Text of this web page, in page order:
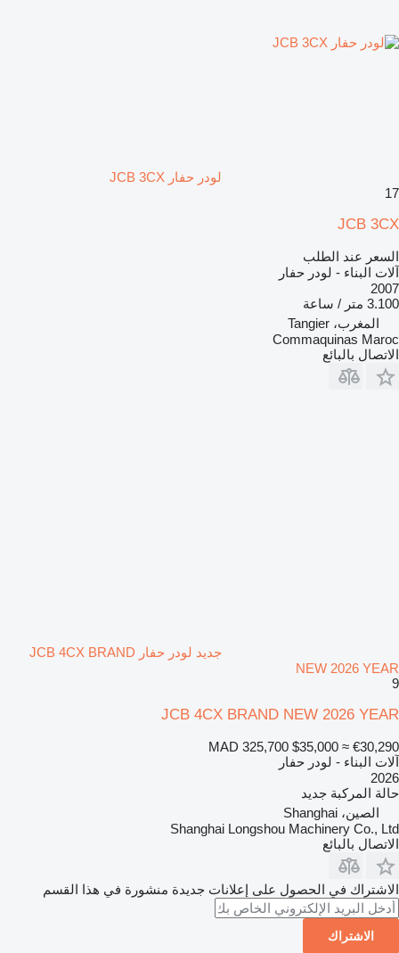
لودر حفار JCB 3CX
17
JCB 3CX
السعر عند الطلب
آلات البناء - لودر حفار
2007
3.100 متر / ساعة
المغرب، Tangier
Commaquinas Maroc
الاتصال بالبائع
جديد لودر حفار JCB 4CX BRAND
NEW 2026 YEAR
9
JCB 4CX BRAND NEW 2026 YEAR
MAD 325,700 $35,000 ≈ €30,290
آلات البناء - لودر حفار
2026
حالة المركبة جديد
الصين، Shanghai
Shanghai Longshou Machinery Co., Ltd
الاتصال بالبائع
الاشتراك في الحصول على إعلانات جديدة منشورة في هذا القسم
الاشتراك